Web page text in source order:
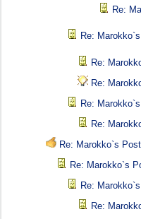
Re:
Re:
Re:
Re:
Re:
Re:
Re: Marokko`s
Re: Marokko`s
Re:
Re: